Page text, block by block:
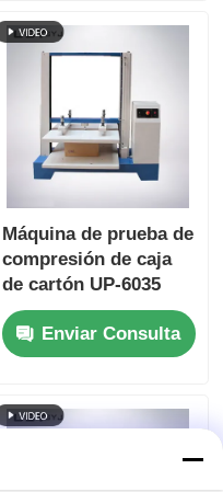
de explosión de
envases de papel
Máquina de prueba de
compresión de caja
de cartón UP-6035
con pantalla digital,
retroalimentación de
la célula de carga en
capacidad de
2000KGF
Enviar Consulta